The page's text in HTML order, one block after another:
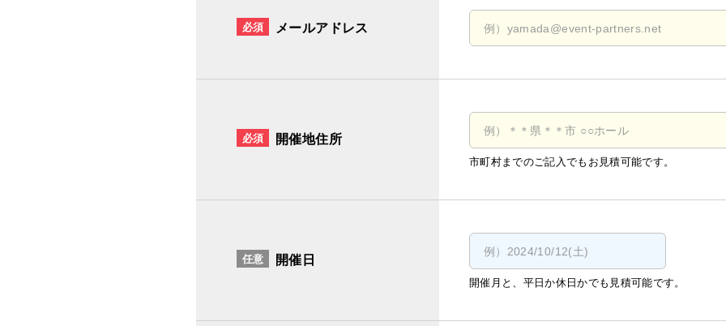
必須 メールアドレス
必須 開催地住所
市町村までのご記入でもお見積可能です。
任意 開催日
開催月と、平日か休日かでも見積可能です。